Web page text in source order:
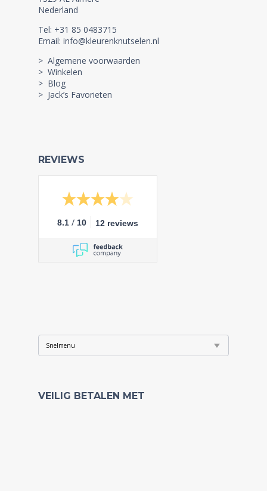
Nederland
Tel: +31 85 0483715
Email: info@kleurenknutselen.nl
> Algemene voorwaarden
> Winkelen
> Blog
> Jack’s Favorieten
REVIEWS
8.1 / 10 12 reviews
VEILIG BETALEN MET